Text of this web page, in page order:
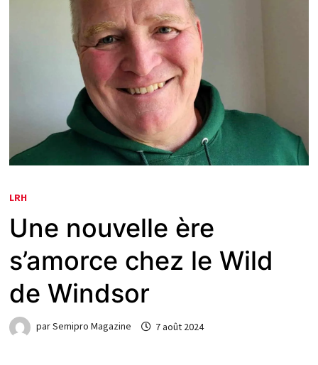
LRH
Une nouvelle ère
s’amorce chez le Wild
de Windsor
parSemipro Magazine 7 août 2024